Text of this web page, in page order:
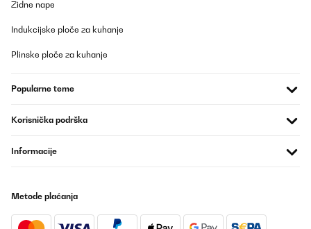
Zidne nape
Indukcijske ploče za kuhanje
Plinske ploče za kuhanje
Popularne teme
Korisnička podrška
Informacije
Metode plaćanja